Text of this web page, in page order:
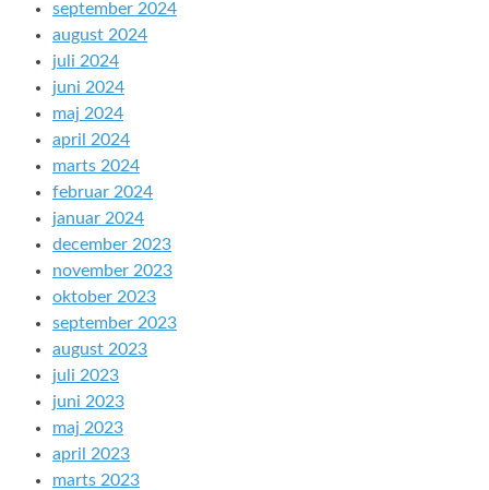
september 2024
august 2024
juli 2024
juni 2024
maj 2024
april 2024
marts 2024
februar 2024
januar 2024
december 2023
november 2023
oktober 2023
september 2023
august 2023
juli 2023
juni 2023
maj 2023
april 2023
marts 2023